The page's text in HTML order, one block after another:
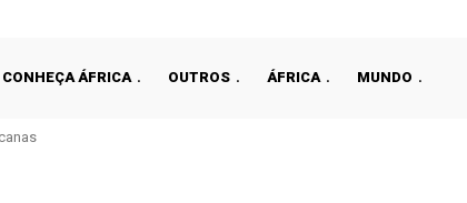
CONHEÇA ÁFRICA OUTROS ÁFRICA MUNDO